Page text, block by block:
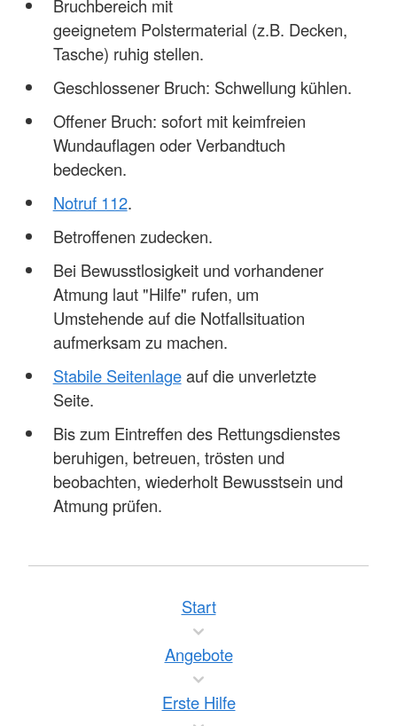
Bruchbereich mit
geeignetem Polstermaterial (z.B. Decken,
Tasche) ruhig stellen.
Geschlossener Bruch: Schwellung kühlen.
Offener Bruch: sofort mit keimfreien
Wundauflagen oder Verbandtuch
bedecken.
Notruf 112.
Betroffenen zudecken.
Bei Bewusstlosigkeit und vorhandener
Atmung laut "Hilfe" rufen, um
Umstehende auf die Notfallsituation
aufmerksam zu machen.
Stabile Seitenlageauf die unverletzte
Seite.
Bis zum Eintreffen des Rettungsdienstes
beruhigen, betreuen, trösten und
beobachten, wiederholt Bewusstsein und
Atmung prüfen.
Start
Angebote
Erste Hilfe